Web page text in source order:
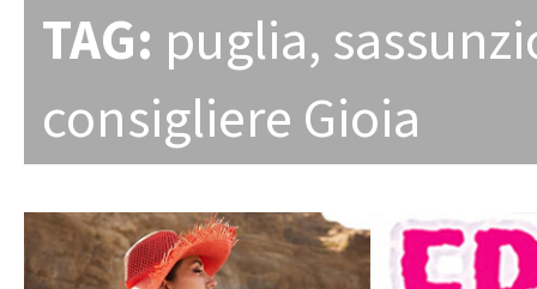
TAG: puglia,
consigliere Gioia